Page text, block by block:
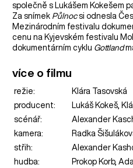
společně s Lukášem Kokešem
Za snímek Půlnocsi odnesla
Mezinárodním festivalu
cenu na Kyjevském festivalu
dokumentárním cyklu Gottland
více o filmu
režie:
Klára Tasovská
producent:
Lukáš Kokeš,
scénář:
Alexander
kamera:
Radka
střih:
Alexander
hudba:
Prokop Korb,